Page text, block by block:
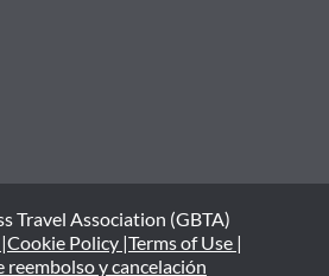
Travel Association (GBTA)
Cookie Policy |Terms of Use |
reembolso y cancelación